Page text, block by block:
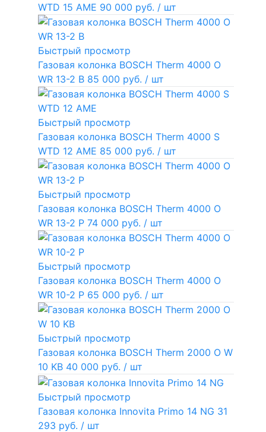
WTD 15 AME 90 000 руб. / шт
Быстрый просмотр
Газовая колонка BOSCH Therm 4000 O
WR 13-2 В 85 000 руб. / шт
Быстрый просмотр
Газовая колонка BOSCH Therm 4000 S
WTD 12 AME 85 000 руб. / шт
Быстрый просмотр
Газовая колонка BOSCH Therm 4000 O
WR 13-2 P 74 000 руб. / шт
Быстрый просмотр
Газовая колонка BOSCH Therm 4000 O
WR 10-2 P 65 000 руб. / шт
Быстрый просмотр
Газовая колонка BOSCH Therm 2000 O W
10 KB 40 000 руб. / шт
Быстрый просмотр
Газовая колонка Innovita Primo 14 NG 31
293 руб. / шт